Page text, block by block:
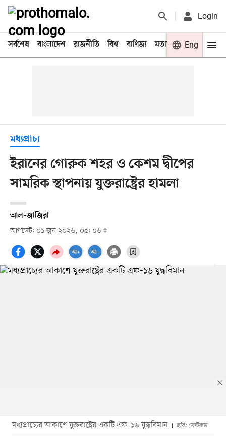
Login
সর্বশেষ বাংলাদেশ রাজনীতি বিশ্ব বাণিজ্য মতামত খেলা
Eng
মধ্যপ্রাচ্য
ইরানের গোরুক শহর ও কেশম দ্বীপের
সামরিক স্থাপনায় যুক্তরাষ্ট্রের হামলা
আল–জাজিরা
আপডেট: ০১ জুন ২০২৬, ০৫: ০৬
মধ্যপ্রাচ্যের আকাশে যুক্তরাষ্ট্রের একটি এফ–১৬ যুদ্ধবিমান ছবি: সেন্টকম